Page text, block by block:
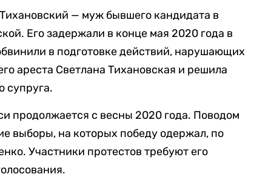
— муж бывшего кандидата в
Его задержали в конце мая 2020 года в
в подготовке действий, нарушающих
ареста Светлана Тихановская и решила
супруга.
продолжается с весны 2020 года. Поводом
выборы, на которых победу одержал, по
Участники протестов требуют его